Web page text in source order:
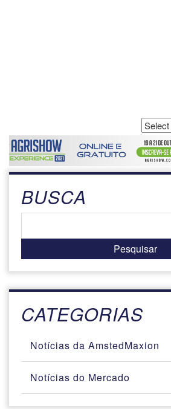
BUSCA
CATEGORIAS
Notícias da AmstedMaxion
Notícias do Mercado